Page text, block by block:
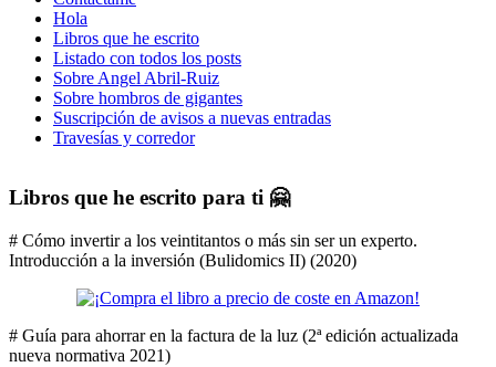
Hola
Libros que he escrito
Listado con todos los posts
Sobre Angel Abril-Ruiz
Sobre hombros de gigantes
Suscripción de avisos a nuevas entradas
Travesías y corredor
Libros que he escrito para ti 🤗
# Cómo invertir a los veintitantos o más sin ser un experto.
Introducción a la inversión (Bulidomics II) (2020)
# Guía para ahorrar en la factura de la luz (2ª edición actualizada
nueva normativa 2021)